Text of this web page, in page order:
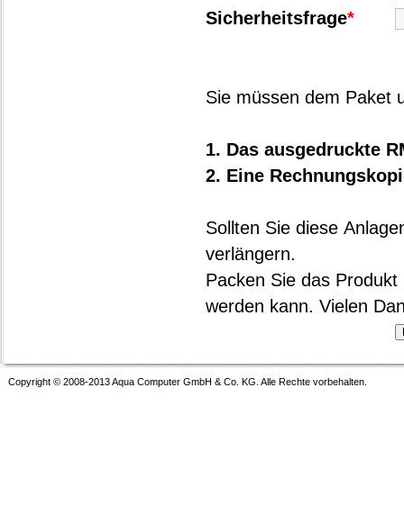
Sicherheitsfrage*
Sie müssen dem Paket
1. Das ausgedruckte
2. Eine
Sollten Sie diese
verlängern.
Packen Sie das
werden kann. Vielen
Copyright © 2008-2013 Aqua Computer GmbH & Co. KG. Alle Rechte vorbehalten.